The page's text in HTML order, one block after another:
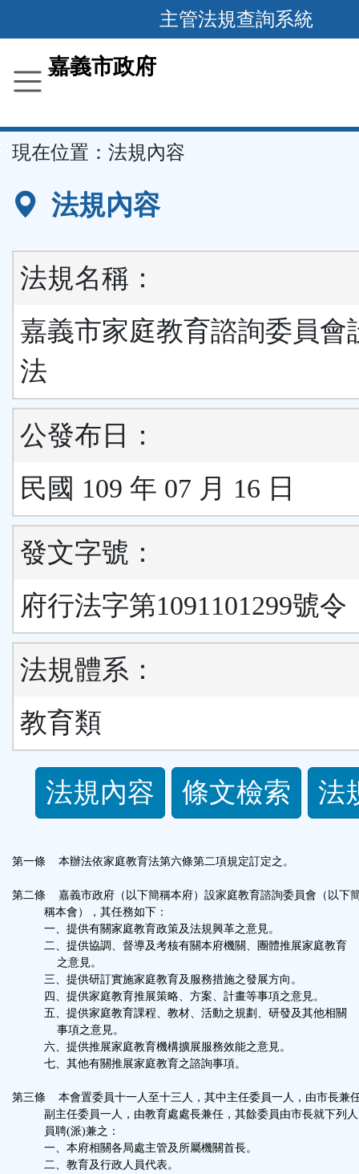
內
容
主管法規查詢系統
嘉義市政府
現在位置： 法規內容
法規內容
法規名稱：
嘉義市家庭教育諮詢委員會
法
公發布日：
民國 109 年 07 月 16 日
發文字號：
府行法字第1091101299號令
法規體系：
教育類
規
功
能
法規內容 條文檢索 法
第一條 本辦法依家庭教育法第六條第二項規定訂定之。
第二條 嘉義市政府（以下簡稱本府）設家庭教育諮詢委員會（以下
稱本會），其任務如下：
一、提供有關家庭教育政策及法規興革之意見。
二、提供協調、督導及考核有關本府機關、團體推展家庭教育
之意見。
三、提供研訂實施家庭教育及服務措施之發展方向。
四、提供家庭教育推展策略、方案、計畫等事項之意見。
五、提供家庭教育課程、教材、活動之規劃、研發及其他相關
事項之意見。
六、提供推展家庭教育機構擴展服務效能之意見。
七、其他有關推展家庭教育之諮詢事項。
第三條 本會置委員十一人至十三人，其中主任委員一人，由市長兼
副主任委員一人，由教育處處長兼任，其餘委員由市長就下列人
員聘(派)兼之：
一、本府相關各局處主管及所屬機關首長。
二、教育及行政人員代表。